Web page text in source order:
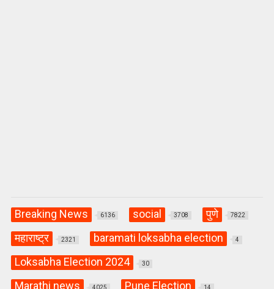
Breaking News 6136 social 3708 पुणे 7822
महाराष्ट्र 2321 baramati loksabha election 4
Loksabha Election 2024 30
Marathi news 4025 Pune Election 14